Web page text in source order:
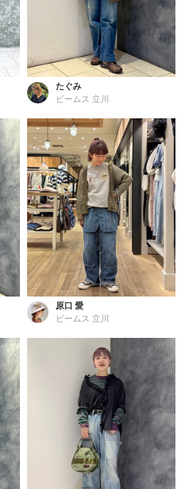
たぐみ
ビームス 立川
原口 愛
ビームス 立川